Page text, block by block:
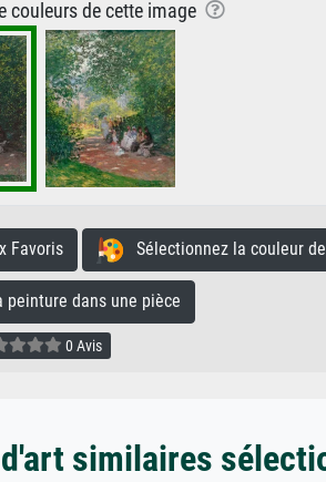
couleurs de cette image
Favoris Sélectionnez la couleur
dans une pièce
0 Avis
similaires